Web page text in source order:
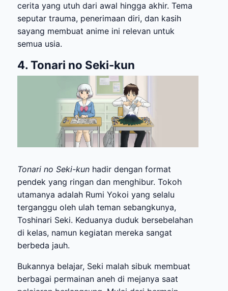
cerita yang utuh dari awal hingga akhir. Tema
seputar trauma, penerimaan diri, dan kasih
sayang membuat anime ini relevan untuk
semua usia.
4. Tonari no Seki-kun
Tonari no Seki-kun hadir dengan format
pendek yang ringan dan menghibur. Tokoh
utamanya adalah Rumi Yokoi yang selalu
terganggu oleh ulah teman sebangkunya,
Toshinari Seki. Keduanya duduk bersebelahan
di kelas, namun kegiatan mereka sangat
berbeda jauh.
Bukannya belajar, Seki malah sibuk membuat
berbagai permainan aneh di mejanya saat